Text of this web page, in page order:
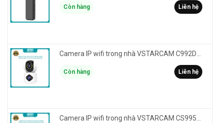
Còn hàng Liên hệ
Còn hàng Liên hệ
Camera IP wifi trong nhà VSTARCAM CS995M phân giải 2MP HD led trợ sáng - cảnh báo khói, gas, cháy